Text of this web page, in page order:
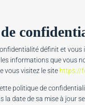
définit et vous
informations que vous
vous visitez le site https://
politique de
la date de sa mise à jour